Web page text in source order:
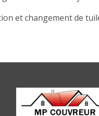
et changement de